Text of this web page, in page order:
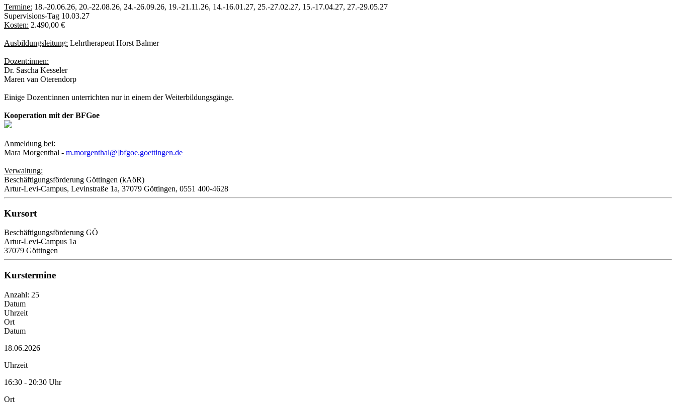
Termine: 18.-20.06.26, 20.-22.08.26, 24.-26.09.26, 19.-21.11.26, 14.-16.01.27, 25.-27.02.27, 15.-17.04.27, 27.-29.05.27
Supervisions-Tag 10.03.27
Kosten: 2.490,00 €
Ausbildungsleitung: Lehrtherapeut Horst Balmer
Dozent:innen:
Dr. Sascha Kesseler
Maren van Oterendorp
Einige Dozent:innen unterrichten nur in einem der Weiterbildungsgänge.
Kooperation mit der BFGoe
Anmeldung bei:
Mara Morgenthal - m.morgenthal@]bfgoe.goettingen.de
Verwaltung:
Beschäftigungsförderung Göttingen (kAöR)
Artur-Levi-Campus, Levinstraße 1a, 37079 Göttingen, 0551 400-4628
Kursort
Beschäftigungsförderung GÖ
Artur-Levi-Campus 1a
37079 Göttingen
Kurstermine
Anzahl: 25
Datum
Uhrzeit
Ort
Datum
18.06.2026
Uhrzeit
16:30 - 20:30 Uhr
Ort